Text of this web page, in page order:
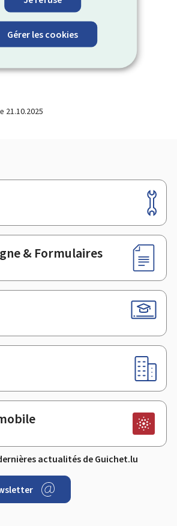
Gérer les cookies
carte
21.10.2025
& Formulaires
actualités de Guichet.lu